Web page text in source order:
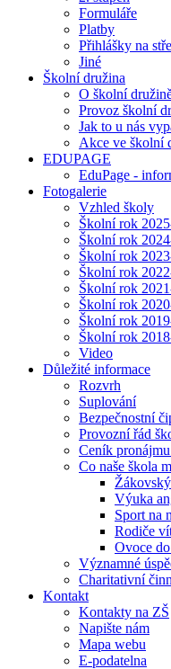
Formuláře
Platby
Přihlášky na
Jiné
Školní družina
O školní
Provoz školní
Jak to u nás
Akce ve školní
EDUPAGE
EduPage -
Fotogalerie
Vzhled školy
Školní rok
Školní rok
Školní rok
Školní rok
Školní rok
Školní rok
Školní rok
Školní rok
Video
Důležité informace
Rozvrh
Suplování
Bezpečnostní
Provozní řád
Ceník
Co naše škola
Výuka
Sport na
Rodiče
Ovoce
Významné
Charitativní
Kontakt
Kontakty na ZŠ
Napište nám
Mapa webu
E-podatelna